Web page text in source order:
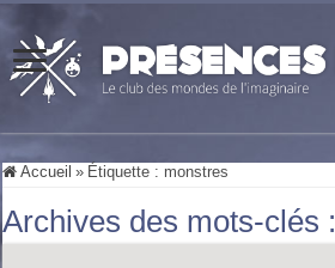
Accueil » Étiquette : monstres
Archives des mots-clés :